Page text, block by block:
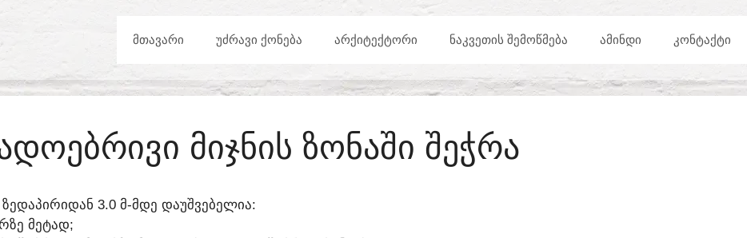
ᲛᲗᲐᲕᲐᲠᲘ ᲣᲫᲠᲐᲕᲘ ᲥᲝᲜᲔᲑᲐ ᲐᲠᲥᲘᲢᲔᲥᲢᲝᲠᲘ ᲜᲐᲙᲕᲔᲗᲘᲡ ᲨᲔᲛᲝᲬᲛᲔᲑᲐ ᲐᲛᲘᲜᲓᲘ ᲙᲝᲜᲢᲐᲥᲢᲘ
ᲛᲘᲯᲜᲘᲡ ᲖᲝᲜᲐᲨᲘ ᲨᲔᲭᲠᲐ
3.0 Მ-ᲛᲓᲔ ᲓᲐᲣᲨᲕᲔᲑᲔᲚᲘᲐ:
ᲛᲔᲢᲐᲓ;